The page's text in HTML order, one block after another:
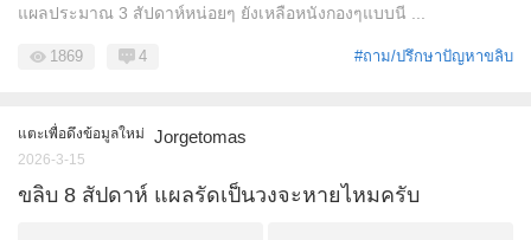
แผลประมาณ 3 สัปดาห์หน่อยๆ ยังเหลือหนังกองๆแบบนี ...
#ถาม/ปรึกษาปัญหาขลิบ
1869 4
แตะเพื่อดึงข้อมูลใหม่ Jorgetomas
2026-3-15
ขลิบ 8 สัปดาห์ แผลรัดเป็นวงจะหายไหมครับ